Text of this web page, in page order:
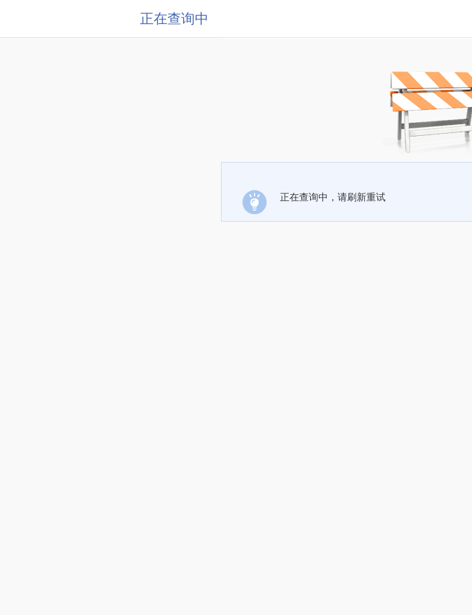
正在查询中
正在查询中，请刷新重试